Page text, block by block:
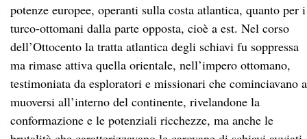
potenze europee, operanti sulla costa atlantica, quanto per i
turco-ottomani dalla parte opposta, cioè a est. Nel corso
dell’Ottocento la tratta atlantica degli schiavi fu soppressa
ma rimase attiva quella orientale, nell’impero ottomano,
testimoniata da esploratori e missionari che cominciavano a
muoversi all’interno del continente, rivelandone la
conformazione e le potenziali ricchezze, ma anche le